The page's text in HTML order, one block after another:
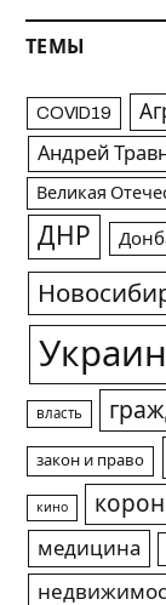
ТЕМЫ
COVID19
Андрей
Великая
ДНР
власть
закон и право
кино
медицина